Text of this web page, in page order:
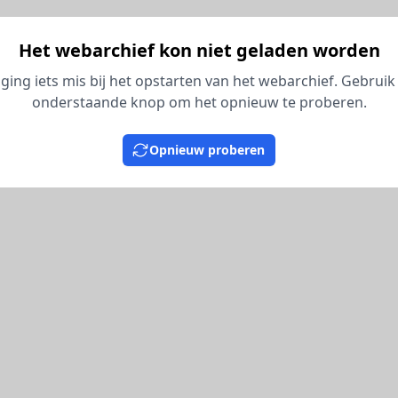
Het webarchief kon niet geladen worden
iets mis bij het opstarten van het webarchief. Gebruik
onderstaande knop om het opnieuw te proberen.
Opnieuw proberen